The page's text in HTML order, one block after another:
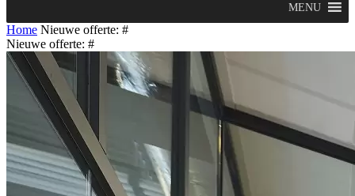
MENU
Home Nieuwe offerte: #
Nieuwe offerte: #